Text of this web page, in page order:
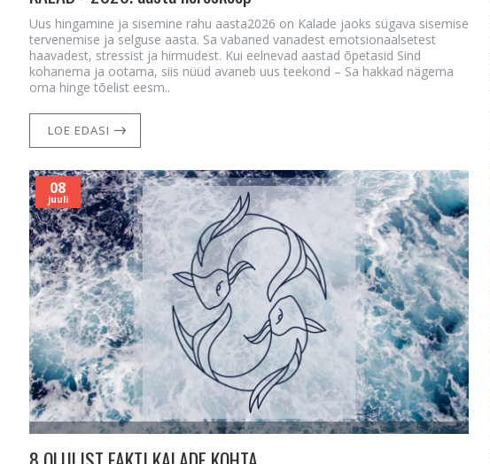
Uus hingamine ja sisemine rahu aasta2026 on Kalade jaoks sügava sisemise
tervenemise ja selguse aasta. Sa vabaned vanadest emotsionaalsetest
haavadest, stressist ja hirmudest. Kui eelnevad aastad õpetasid Sind
kohanema ja ootama, siis nüüd avaneb uus teekond – Sa hakkad nägema
oma hinge tõelist eesm..
LOE EDASI
08
juuli